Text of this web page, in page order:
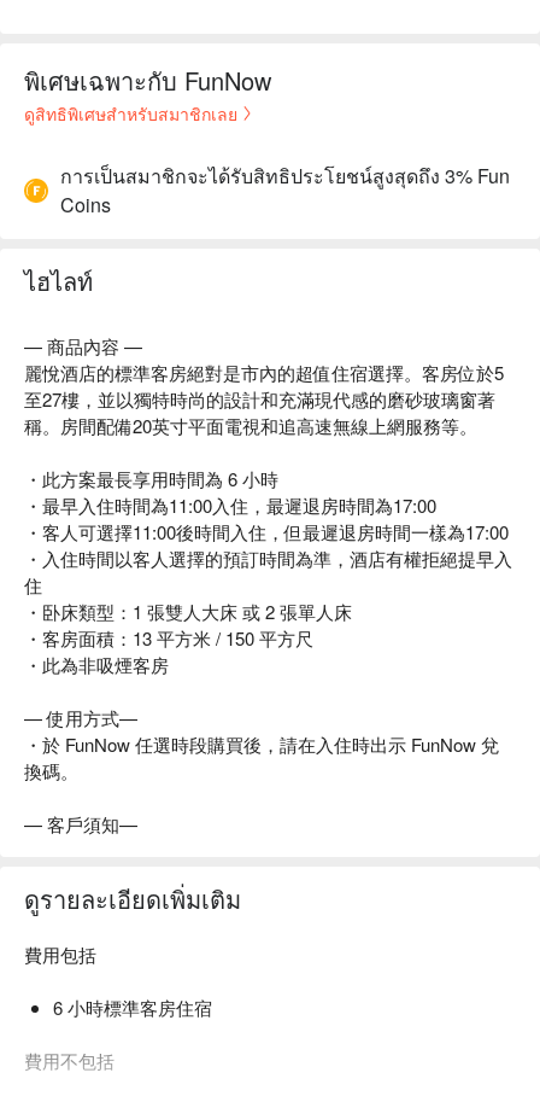
พิเศษเฉพาะกับ FunNow
ดูสิทธิพิเศษสำหรับสมาชิกเลย
การเป็นสมาชิกจะได้รับสิทธิประโยชน์สูงสุดถึง 3% Fun
Coins
ไฮไลท์
— 商品內容 —
麗悅酒店的標準客房絕對是市內的超值住宿選擇。客房位於5
至27樓，並以獨特時尚的設計和充滿現代感的磨砂玻璃窗著
稱。房間配備20英寸平面電視和追高速無線上網服務等。
・此方案最長享用時間為 6 小時
・最早入住時間為11:00入住，最遲退房時間為17:00
・客人可選擇11:00後時間入住，但最遲退房時間一樣為17:00
・入住時間以客人選擇的預訂時間為準，酒店有權拒絕提早入
住
・卧床類型：1 張雙人大床 或 2 張單人床
・客房面積：13 平方米 / 150 平方尺
・此為非吸煙客房
— 使用方式—
・於 FunNow 任選時段購買後，請在入住時出示 FunNow 兌
換碼。
— 客戶須知—
ดูรายละเอียดเพิ่มเติม
費用包括
6 小時標準客房住宿
費用不包括